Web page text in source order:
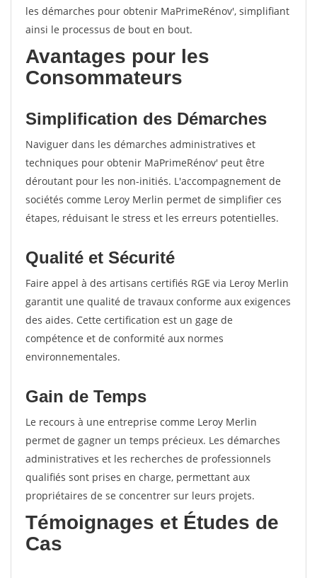
les démarches pour obtenir MaPrimeRénov', simplifiant
ainsi le processus de bout en bout.
Avantages pour les
Consommateurs
Simplification des Démarches
Naviguer dans les démarches administratives et
techniques pour obtenir MaPrimeRénov' peut être
déroutant pour les non-initiés. L'accompagnement de
sociétés comme Leroy Merlin permet de simplifier ces
étapes, réduisant le stress et les erreurs potentielles.
Qualité et Sécurité
Faire appel à des artisans certifiés RGE via Leroy Merlin
garantit une qualité de travaux conforme aux exigences
des aides. Cette certification est un gage de
compétence et de conformité aux normes
environnementales.
Gain de Temps
Le recours à une entreprise comme Leroy Merlin
permet de gagner un temps précieux. Les démarches
administratives et les recherches de professionnels
qualifiés sont prises en charge, permettant aux
propriétaires de se concentrer sur leurs projets.
Témoignages et Études de
Cas